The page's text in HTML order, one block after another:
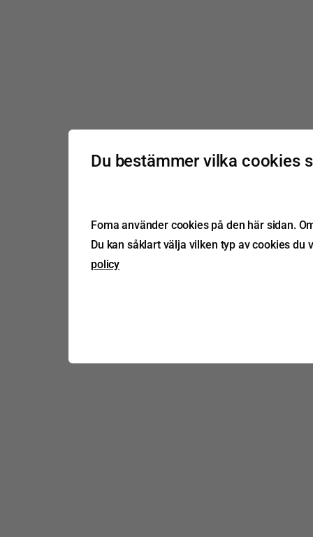
Du bestämmer vilka cookies
Foma använder cookies på den här sidan.
Du kan såklart välja vilken typ av cookies
policy